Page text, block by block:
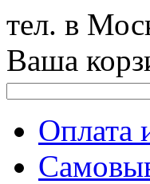
тел. в
Ваша
Оплата